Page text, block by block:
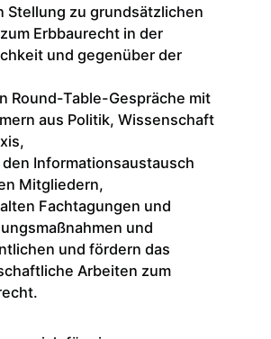
Stellung zu grundsätzlichen
Erbbaurecht in der
und gegenüber der
Round-Table-Gespräche mit
aus Politik, Wissenschaft
Informationsaustausch
Mitgliedern,
Fachtagungen und
und
und fördern das
Arbeiten zum